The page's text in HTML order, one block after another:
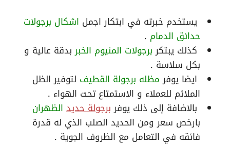
يستخدم خبرته في ابتكار اجمل اشكال برجولات
حدائق الدمام .
كذلك يبتكربرجولات المنيوم الخبربدقة عالية و
بكل سلاسة .
ايضا يوفرمظله برجولة القطيف لتوفير الظل
الملائم للعملاء و الاستمتاع تحت الهواء .
بالاضافة إلى ذلك يوفربرجولة حديد الظهران
بارخص سعر ومن الحديد الصلب الذي له قدرة
فائقه في التعامل مع الظروف الجوية .